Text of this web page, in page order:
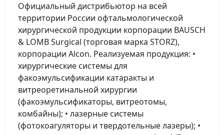
Официальный дистрибьютор на всей
территории России офтальмологической
хирургической продукции корпорации BAUSCH
& LOMB Surgical (торговая марка STORZ),
корпорации Alcon. Реализуемая продукция: •
хирургические системы для
факоэмульсификации катаракты и
витреоретинальной хирургии
(факоэмульсификаторы, витреотомы,
комбайны); • лазерные системы
(фотокоагуляторы и твердотельные лазеры); •